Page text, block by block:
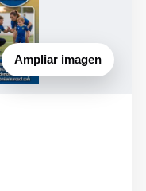
Ampliar imagen